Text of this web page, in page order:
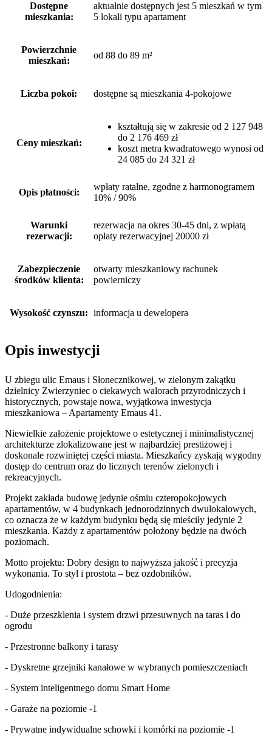
Dostępne
mieszkania:
aktualnie dostępnych jest 5 mieszkań w tym
5 lokali typu apartament
Powierzchnie
mieszkań:
od 88 do 89 m²
Liczba pokoi: dostępne są mieszkania 4-pokojowe
Ceny mieszkań:
kształtują się w zakresie od 2 127 948
do 2 176 469 zł
koszt metra kwadratowego wynosi od
24 085 do 24 321 zł
Opis płatności:
wpłaty ratalne, zgodne z harmonogramem
10% / 90%
Warunki
rezerwacji:
rezerwacja na okres 30-45 dni, z wpłatą
opłaty rezerwacyjnej 20000 zł
Zabezpieczenie
środków klienta:
otwarty mieszkaniowy rachunek
powierniczy
Wysokość czynszu: informacja u dewelopera
Opis inwestycji
U zbiegu ulic Emaus i Słonecznikowej, w zielonym zakątku
dzielnicy Zwierzyniec o ciekawych walorach przyrodniczych i
historycznych, powstaje nowa, wyjątkowa inwestycja
mieszkaniowa – Apartamenty Emaus 41.
Niewielkie założenie projektowe o estetycznej i minimalistycznej
architekturze zlokalizowane jest w najbardziej prestiżowej i
doskonale rozwiniętej części miasta. Mieszkańcy zyskają wygodny
dostęp do centrum oraz do licznych terenów zielonych i
rekreacyjnych.
Projekt zakłada budowę jedynie ośmiu czteropokojowych
apartamentów, w 4 budynkach jednorodzinnych dwulokalowych,
co oznacza że w każdym budynku będą się mieściły jedynie 2
mieszkania. Każdy z apartamentów położony będzie na dwóch
poziomach.
Motto projektu: Dobry design to najwyższa jakość i precyzja
wykonania. To styl i prostota – bez ozdobników.
Udogodnienia:
- Duże przeszklenia i system drzwi przesuwnych na taras i do
ogrodu
- Przestronne balkony i tarasy
- Dyskretne grzejniki kanałowe w wybranych pomieszczeniach
- System inteligentnego domu Smart Home
- Garaże na poziomie -1
- Prywatne indywidualne schowki i komórki na poziomie -1